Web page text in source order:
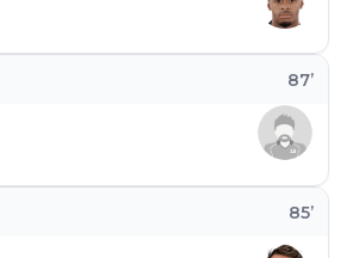
85’
87’